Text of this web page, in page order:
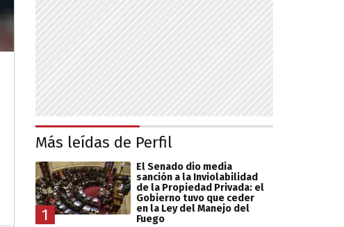
Más leídas de Perfil
1
El Senado dio media
sanción a la Inviolabilidad
de la Propiedad Privada: el
Gobierno tuvo que ceder
en la Ley del Manejo del
Fuego